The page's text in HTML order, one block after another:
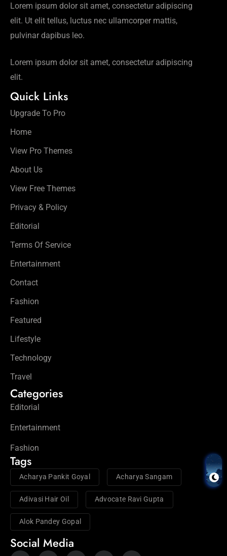
Lorem ipsum dolor sit amet, consectetur adipiscing
elit. Ut elit tellus, luctus nec ullamcorper mattis,
pulvinar dapibus leo.
Lorem ipsum dolor sit amet, consectetur adipiscing
elit.
Quick Links
Upgrade To Pro
Home
View Pro Themes
About Us
View Free Themes
Privacy & Policy
Editorial
Terms Of Service
Entertainment
Contact
Fashion
Featured
Lifestyle
Technology
Travel
Categories
Editorial
Entertainment
Fashion
Tags
Acharya Pankit Goyal Acharya Sangam
Adivasi Hair Oil Advocate Ravi Gupta
Alok Pandey Gopal
Social Media